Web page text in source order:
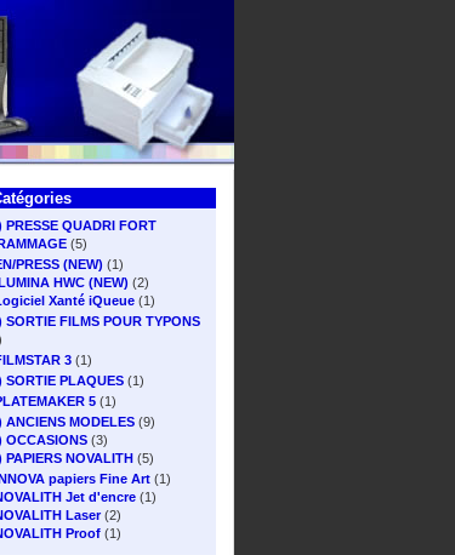
PRESSE QUADRI FORT
(5)
PRESS (NEW) (1)
HWC (NEW) (2)
Xanté iQueue (1)
SORTIE FILMS POUR TYPONS
3 (1)
SORTIE PLAQUES (1)
5 (1)
ANCIENS MODELES (9)
OCCASIONS (3)
PAPIERS NOVALITH (5)
papiers Fine Art (1)
Jet d'encre (1)
Laser(2)
Proof (1)